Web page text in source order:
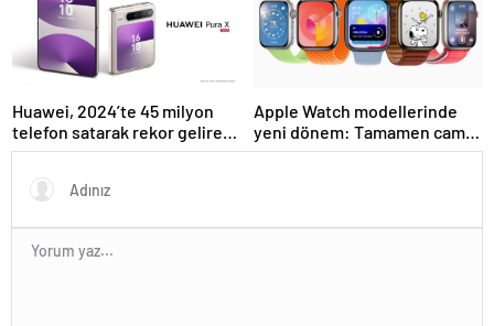
Huawei, 2024’te 45 milyon
telefon satarak rekor gelire
ulaştı
Apple Watch modellerinde
yeni dönem: Tamamen cam
tasarım